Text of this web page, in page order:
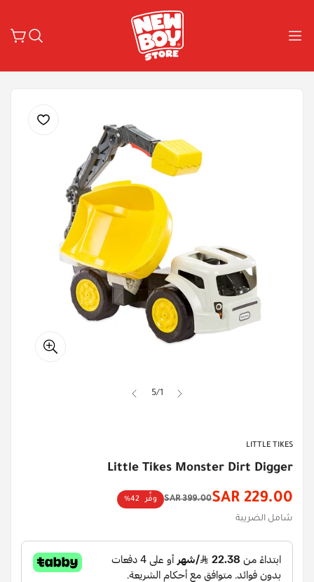
1
/
5
LITTLE TIKES
Little Tikes Monster Dirt Digger
سعر
الخصم
229.00 SAR
السعر
الأصلي
399.00 SAR وفِّر 42%
شامل الضريبة